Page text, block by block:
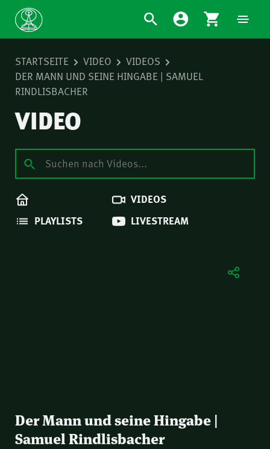
STARTSEITE VIDEO
VIDEOS
DER MANN UND SEINE HINGABE | SAMUEL
RINDLISBACHER
VIDEO
VIDEOS
PLAYLISTS
LIVESTREAM
Der Mann und seine Hingabe |
Samuel Rindlisbacher